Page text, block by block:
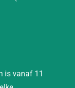
is vanaf 11